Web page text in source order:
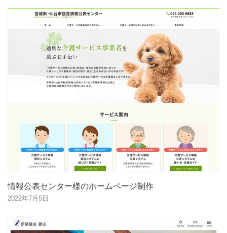
情報公表センター様のホームページ制作
2022年7月5日